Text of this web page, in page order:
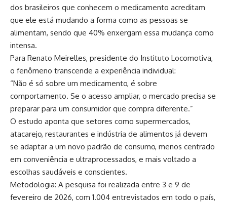
dos brasileiros que conhecem o medicamento acreditam
que ele está mudando a forma como as pessoas se
alimentam, sendo que 40% enxergam essa mudança como
intensa.
Para Renato Meirelles, presidente do Instituto Locomotiva,
o fenômeno transcende a experiência individual:
“Não é só sobre um medicamento, é sobre
comportamento. Se o acesso ampliar, o mercado precisa se
preparar para um consumidor que compra diferente.”
O estudo aponta que setores como supermercados,
atacarejo, restaurantes e indústria de alimentos já devem
se adaptar a um novo padrão de consumo, menos centrado
em conveniência e ultraprocessados, e mais voltado a
escolhas saudáveis e conscientes.
Metodologia: A pesquisa foi realizada entre 3 e 9 de
fevereiro de 2026, com 1.004 entrevistados em todo o país,